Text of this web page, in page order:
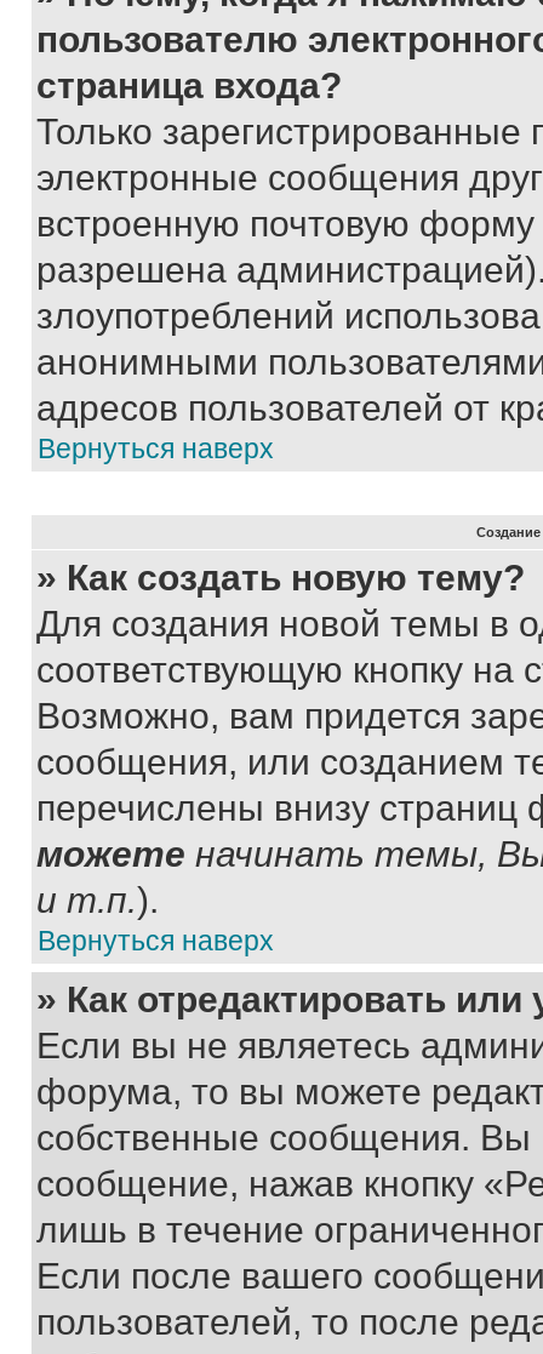
пользователю
страница входа?
Только зарегистрированные
электронные сообщения
встроенную почтовую
разрешена
злоупотреблений
анонимными
адресов пользователей от
Вернуться наверх
» Как создать новую тему?
Для создания новой темы в
соответствующую кнопку
Возможно, вам придется
сообщения, или созданием
перечислены внизу
можете начинать темы,
и т.п.).
Вернуться наверх
» Как отредактировать
Если вы не являетесь
форума, то вы можете
собственные сообщения. Вы
сообщение, нажав кнопку
лишь в течение
Если после вашего
пользователей, то после